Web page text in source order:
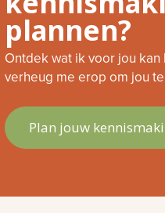
plannen?
Ontdek wat ik voor jou
verheug me erop om jou
Plan jouw